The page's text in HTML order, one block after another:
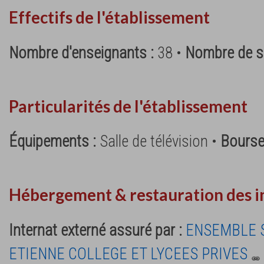
Effectifs de l'établissement
Nombre d'enseignants : 38 • Nombre de
Particularités de l'établissement
Équipements : Salle de télévision •
Hébergement & restauration des
Internat externé assuré par : ENSEMBLE
ETIENNE COLLEGE ET LYCEES PRIVES